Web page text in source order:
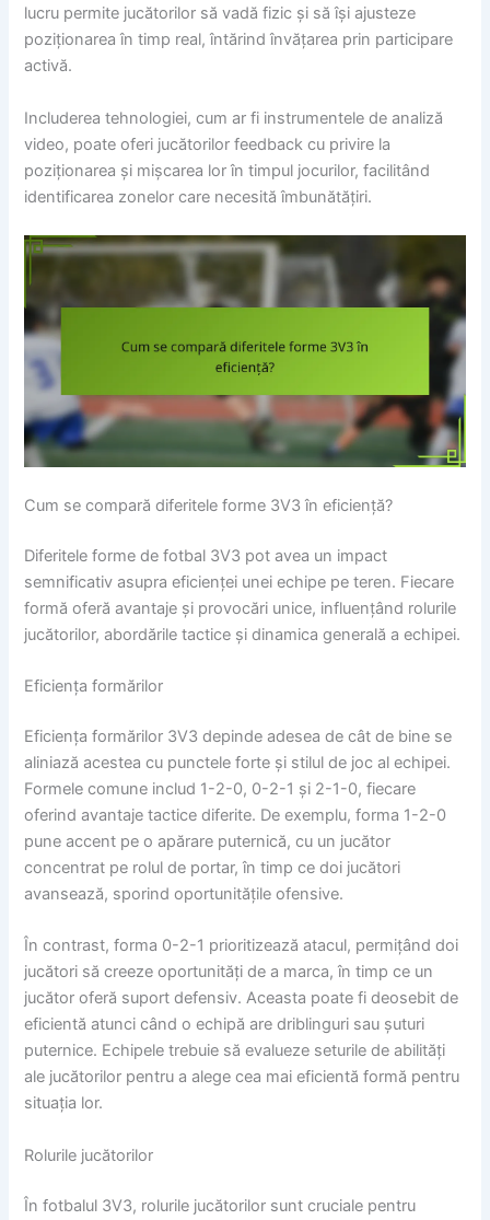
lucru permite jucătorilor să vadă fizic și să își ajusteze
poziționarea în timp real, întărind învățarea prin participare
activă.
Includerea tehnologiei, cum ar fi instrumentele de analiză
video, poate oferi jucătorilor feedback cu privire la
poziționarea și mișcarea lor în timpul jocurilor, facilitând
identificarea zonelor care necesită îmbunătățiri.
Cum se compară diferitele forme 3V3 în eficiență?
Diferitele forme de fotbal 3V3 pot avea un impact
semnificativ asupra eficienței unei echipe pe teren. Fiecare
formă oferă avantaje și provocări unice, influențând rolurile
jucătorilor, abordările tactice și dinamica generală a echipei.
Eficiența formărilor
Eficiența formărilor 3V3 depinde adesea de cât de bine se
aliniază acestea cu punctele forte și stilul de joc al echipei.
Formele comune includ 1-2-0, 0-2-1 și 2-1-0, fiecare
oferind avantaje tactice diferite. De exemplu, forma 1-2-0
pune accent pe o apărare puternică, cu un jucător
concentrat pe rolul de portar, în timp ce doi jucători
avansează, sporind oportunitățile ofensive.
În contrast, forma 0-2-1 prioritizează atacul, permițând doi
jucători să creeze oportunități de a marca, în timp ce un
jucător oferă suport defensiv. Aceasta poate fi deosebit de
eficientă atunci când o echipă are driblinguri sau șuturi
puternice. Echipele trebuie să evalueze seturile de abilități
ale jucătorilor pentru a alege cea mai eficientă formă pentru
situația lor.
Rolurile jucătorilor
În fotbalul 3V3, rolurile jucătorilor sunt cruciale pentru